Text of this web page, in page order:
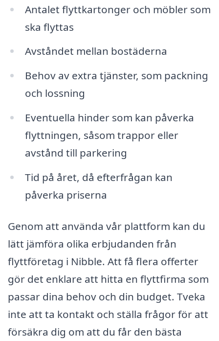
Antalet flyttkartonger och möbler som
ska flyttas
Avståndet mellan bostäderna
Behov av extra tjänster, som packning
och lossning
Eventuella hinder som kan påverka
flyttningen, såsom trappor eller
avstånd till parkering
Tid på året, då efterfrågan kan
påverka priserna
Genom att använda vår plattform kan du
lätt jämföra olika erbjudanden från
flyttföretag i Nibble. Att få flera offerter
gör det enklare att hitta en flyttfirma som
passar dina behov och din budget. Tveka
inte att ta kontakt och ställa frågor för att
försäkra dig om att du får den bästa